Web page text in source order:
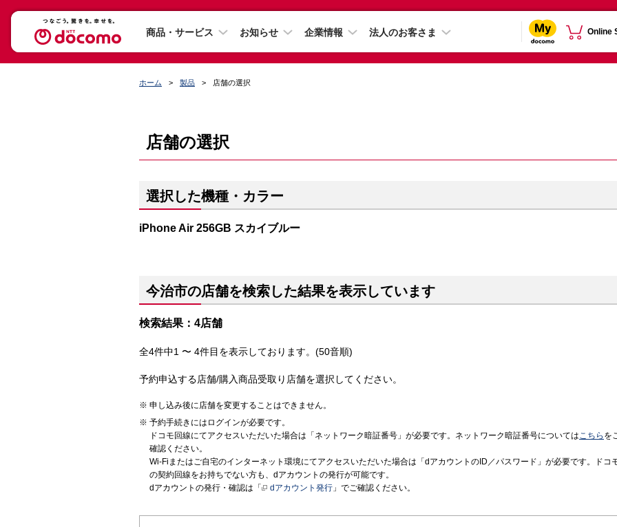
商品・サービス お知らせ 企業情報 法人のお客さま Online
ホーム 製品 店舗の選択
店舗の選択
選択した機種・カラー
iPhone Air 256GB スカイブルー
今治市の店舗を検索した結果を表示しています
検索結果：4店舗
全4件中1 〜 4件目を表示しております。(50音順)
予約申込する店舗/購入商品受取り店舗を選択してください。
申し込み後に店舗を変更することはできません。
予約手続きにはログインが必要です。
ドコモ回線にてアクセスいただいた場合は「ネットワーク暗証番号」が必要です。ネットワーク暗証番号についてはこちら を
確認ください。
Wi-Fiまたはご自宅のインターネット環境にてアクセスいただいた場合は「dアカウントのID／パスワード」が必要です。ドコ
の契約回線をお持ちでない方も、dアカウントの発行が可能です。
dアカウントの発行・確認は「
dアカウント発行 」でご確認ください。